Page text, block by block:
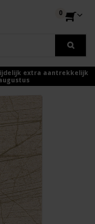
0
extra aantrekkelijk